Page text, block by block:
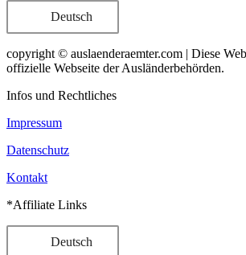
Deutsch
copyright © auslaenderaemter.com | Diese
offizielle Webseite der Ausländerbehörden.
Infos und Rechtliches
Impressum
Datenschutz
Kontakt
*Affiliate Links
Deutsch